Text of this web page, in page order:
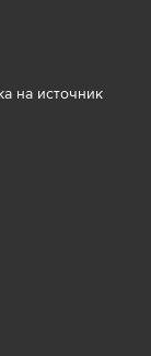
на источник